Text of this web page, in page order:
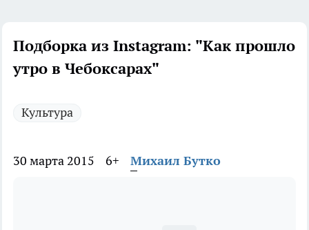
Подборка из Instagram: "Как прошло
утро в Чебоксарах"
Культура
30 марта 2015 6+ Михаил Бутко